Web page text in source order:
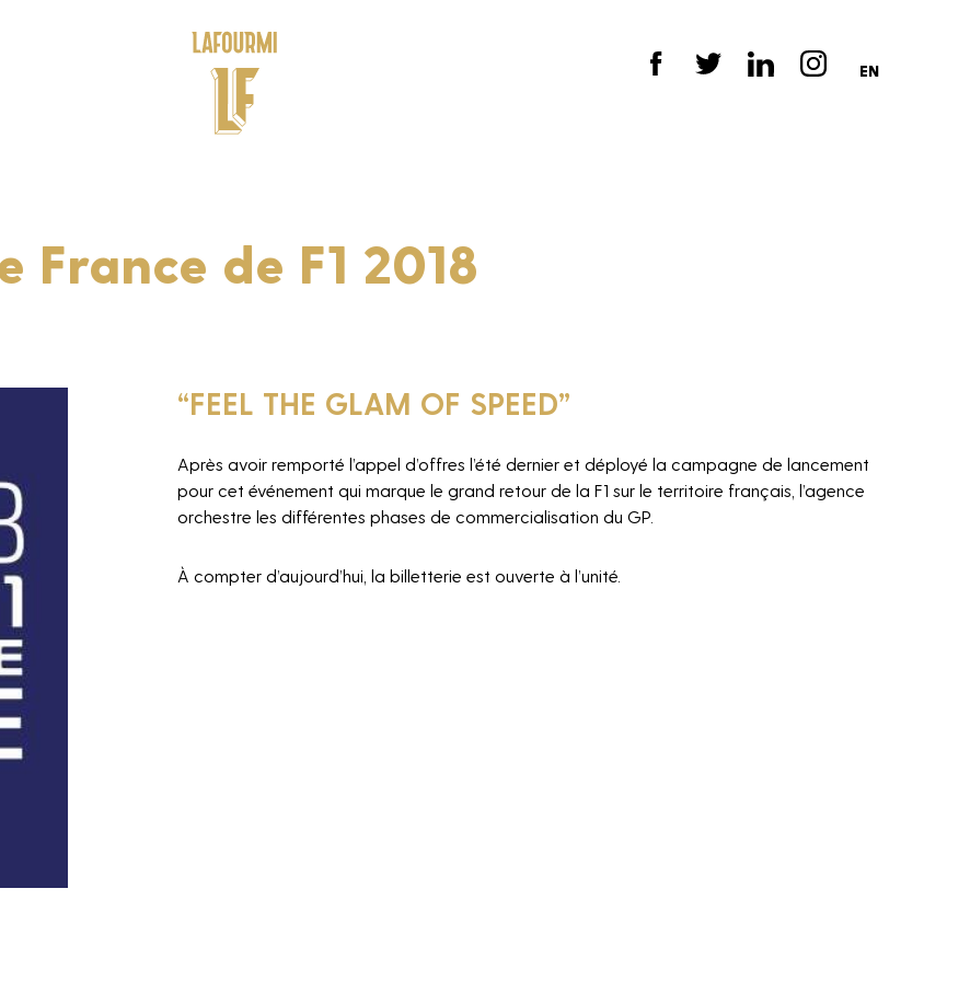
EN
France de F1 2018
“FEEL THE GLAM OF SPEED”
Après avoir remporté l’appel d’offres l’été dernier et déployé la campagne de lancement
pour cet événement qui marque le grand retour de la F1 sur le territoire français, l’agence
orchestre les différentes phases de commercialisation du GP.
À compter d’aujourd’hui, la billetterie est ouverte à l’unité.